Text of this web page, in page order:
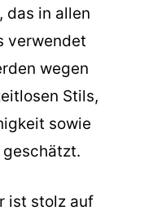
das in allen
verwendet
wegen
Stils,
sowie
ist stolz auf